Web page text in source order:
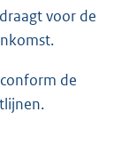
voor de
de